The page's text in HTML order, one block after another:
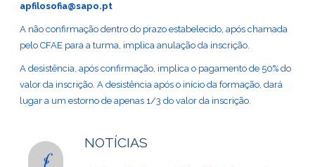
apfilosofia@sapo.pt
A não confirmação dentro do prazo estabelecido, após chamada
pelo CFAE para a turma, implica anulação da inscrição.
A desistência, após confirmação, implica o pagamento de 50% do
valor da inscrição. A desistência após o início da formação, dará
lugar a um estorno de apenas 1/3 do valor da inscrição.
NOTÍCIAS